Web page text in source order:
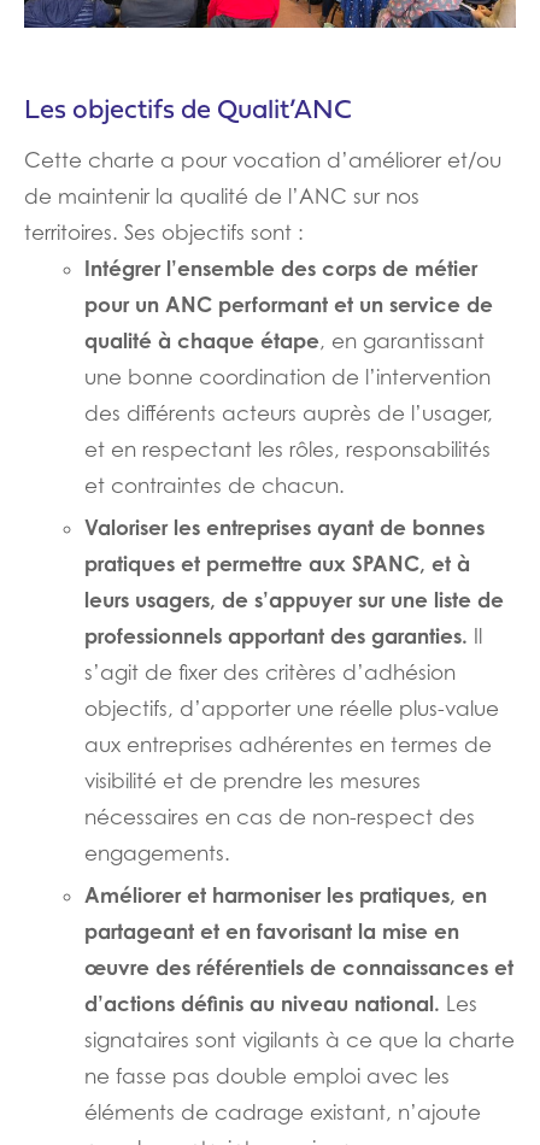
Les objectifs de Qualit’ANC
Cette charte a pour vocation d’améliorer et/ou
de maintenir la qualité de l’ANC sur nos
territoires. Ses objectifs sont :
Intégrer l’ensemble des corps de métier
pour un ANC performant et un service de
qualité à chaque étape, en garantissant
une bonne coordination de l’intervention
des différents acteurs auprès de l’usager,
et en respectant les rôles, responsabilités
et contraintes de chacun.
Valoriser les entreprises ayant de bonnes
pratiques et permettre aux SPANC, et à
leurs usagers, de s’appuyer sur une liste de
professionnels apportant des garanties.
s’agit de fixer des critères d’adhésion
objectifs, d’apporter une réelle plus-value
aux entreprises adhérentes en termes de
visibilité et de prendre les mesures
nécessaires en cas de non-respect des
engagements.
Améliorer et harmoniser les pratiques, en
partageant et en favorisant la mise en
œuvre des référentiels de connaissances et
d’actions définis au niveau national. Les
signataires sont vigilants à ce que la charte
ne fasse pas double emploi avec les
éléments de cadrage existant, n’ajoute